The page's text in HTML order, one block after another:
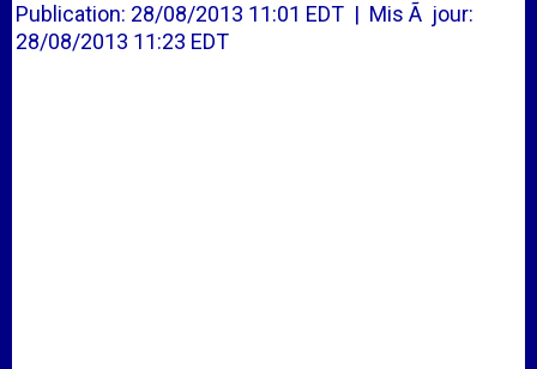
Publication: 28/08/2013 11:01 EDT | Mis Ã jour:
28/08/2013 11:23 EDT